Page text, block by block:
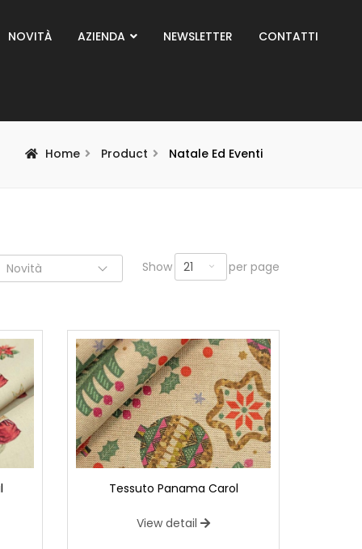
NOVITÀ AZIENDA NEWSLETTER CONTATTI
Home Product Natale Ed Eventi
Show 21 per page
Tessuto Panama Carol
View detail